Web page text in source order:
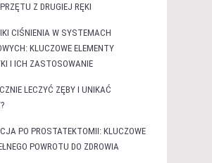
Z DRUGIEJ RĘKI
CIŚNIENIA W SYSTEMACH
KLUCZOWE ELEMENTY
I ICH ZASTOSOWANIE
LECZYĆ ZĘBY I UNIKAĆ
PO PROSTATEKTOMII: KLUCZOWE
POWROTU DO ZDROWIA